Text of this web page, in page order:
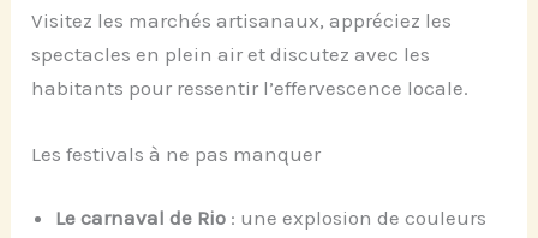
Visitez les marchés artisanaux, appréciez les
spectacles en plein air et discutez avec les
habitants pour ressentir l’effervescence locale.
Les festivals à ne pas manquer
Le carnaval de Rio : une explosion de couleurs